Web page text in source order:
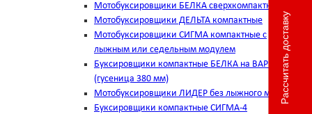
Мотобуксировщики БЕЛКА сверхкомпактные
Мотобуксировщики ДЕЛЬТА компактные
Мотобуксировщики СИГМА компактные с
лыжным или седельным модулем
Буксировщики компактные БЕЛКА на ВАРИАТОРЕ
(гусеница 380 мм)
Мотобуксировщики ЛИДЕР без лыжного модуля
Буксировщики компактные СИГМА-4
Рассчитать доставку